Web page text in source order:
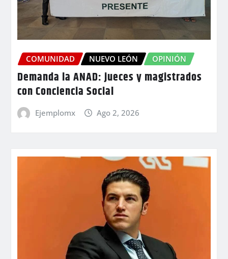
COMUNIDAD NUEVO LEÓN OPINIÓN
Demanda la ANAD: jueces y magistrados
con Conciencia Social
Ejemplomx Ago 2, 2026